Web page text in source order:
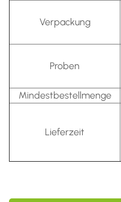
Verpackung
Proben
Mindestbestellmenge
Lieferzeit